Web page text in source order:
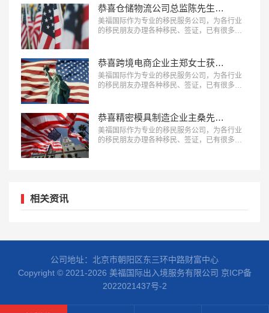
恭喜仓储物流公司总监陈先生获批美国L1签证！
美福国际作为专业的移民服务公司，为各行业
的移民朋友办理各种移民、签证，已有很多成
恭喜跨境电商企业主郑女士获批美国L1签证！
美福国际作为专业的移民服务公司，为各行业
的移民朋友办理各种移民、签证，已有很多成
恭喜精密模具制造企业主桑先生获批美国L1签证！
美福国际作为专业的移民服务公司，为各行业
的移民朋友办理各种移民、签证，已有很多成
相关资讯
公司地址：北京市朝阳区东三环中路财富中心
Copyright © 2021-2026 美福国际出入境服务有限公司 京ICP备
2022021437号-2